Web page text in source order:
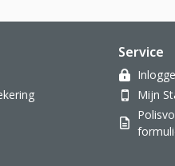
Service
Mijn